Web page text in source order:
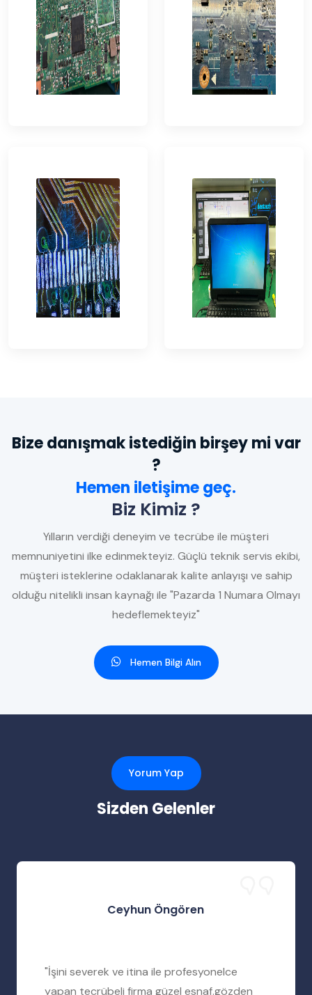
Bize danışmak istediğin birşey mi var
?
Hemen iletişime geç.
Biz Kimiz ?
Yılların verdiği deneyim ve tecrübe ile müşteri
memnuniyetini ilke edinmekteyiz. Güçlü teknik servis ekibi,
müşteri isteklerine odaklanarak kalite anlayışı ve sahip
olduğu nitelikli insan kaynağı ile "Pazarda 1 Numara Olmayı
hedeflemekteyiz"
Hemen Bilgi Alın
Yorum Yap
Sizden Gelenler
Ceyhun Öngören
"İşini severek ve itina ile profesyonelce
yapan tecrübeli firma güzel esnaf.gözden